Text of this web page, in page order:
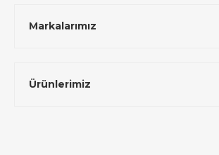
Markalarımız
Ürünlerimiz